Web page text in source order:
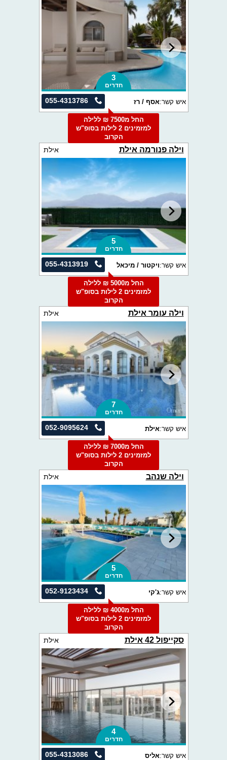
3
חדרים
055-4313786 איש קשר:אסף / רז
החל מ7500 ₪ ללילה
למזמינים 2 לילות בסופ"ש
הקרוב
וילה פנורמה אילת אילת
5
חדרים
055-4313919 איש קשר:ויקטור / מיכאל
החל מ5000 ₪ ללילה
למזמינים 2 לילות בסופ"ש
הקרוב
וילה עומר אילת אילת
7
חדרים
052-9095624 איש קשר:אילת
החל מ7000 ₪ ללילה
למזמינים 2 לילות בסופ"ש
הקרוב
וילה שנהב אילת
5
חדרים
052-9123434 איש קשר:ג'קי
החל מ4000 ₪ ללילה
למזמינים 2 לילות בסופ"ש
הקרוב
סקייפול 42 אילת אילת
4
חדרים
055-4313086 איש קשר:אליס